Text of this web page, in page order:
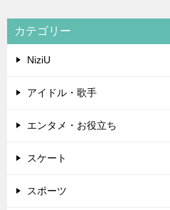
カテゴリー
NiziU
アイドル・歌手
エンタメ・お役立ち
スケート
スポーツ